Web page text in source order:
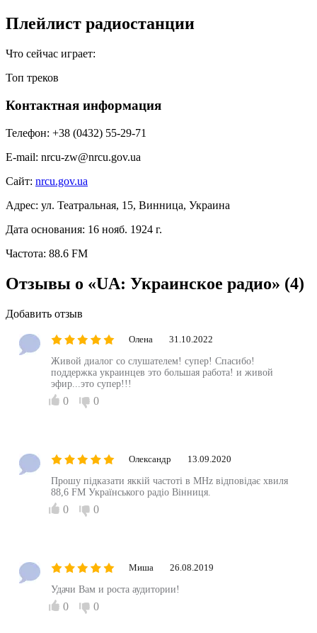
Плейлист радиостанции
Что сейчас играет:
Топ треков
Контактная информация
Телефон: +38 (0432) 55-29-71
E-mail: nrcu-zw@nrcu.gov.ua
Сайт: nrcu.gov.ua
Адрес: ул. Театральная, 15, Винница, Украина
Дата основания: 16 нояб. 1924 г.
Частота: 88.6 FM
Отзывы о «UA: Украинское радио» (4)
Добавить отзыв
Олена 31.10.2022
Живой диалог со слушателем! супер! Спасибо!
поддержка украинцев это большая работа! и живой
эфир...это супер!!!
0 0
Олександр 13.09.2020
Прошу підказати яккій частоті в MHz відповідає хвиля
88,6 FM Українського радіо Вінниця.
0 0
Миша 26.08.2019
Удачи Вам и роста аудитории!
0 0